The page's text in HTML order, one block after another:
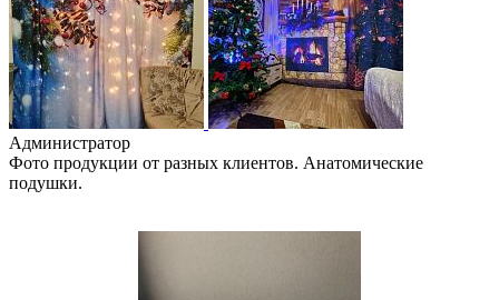
Администратор
Фото продукции от разных клиентов. Анатомические
подушки.